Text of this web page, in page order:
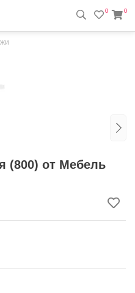
0
0
(800) от Мебель